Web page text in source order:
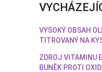
VYSOKÝ OBSAH
TITROVANÝ NA
ZDROJ VITAMINU
BUNĚK PROTI